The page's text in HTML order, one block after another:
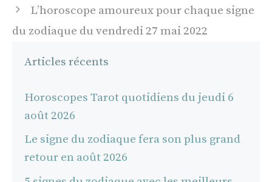
L’horoscope amoureux pour chaque signe
du zodiaque du vendredi 27 mai 2022
Articles récents
Horoscopes Tarot quotidiens du jeudi 6
août 2026
Le signe du zodiaque fera son plus grand
retour en août 2026